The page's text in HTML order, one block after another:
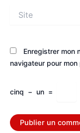
Enregistrer mon
navigateur pour
cinq − un =